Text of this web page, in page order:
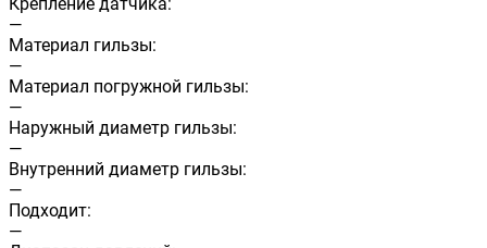
Крепление датчика:
—
Материал гильзы:
—
Материал погружной гильзы:
—
Наружный диаметр гильзы:
—
Внутренний диаметр гильзы:
—
Подходит:
—